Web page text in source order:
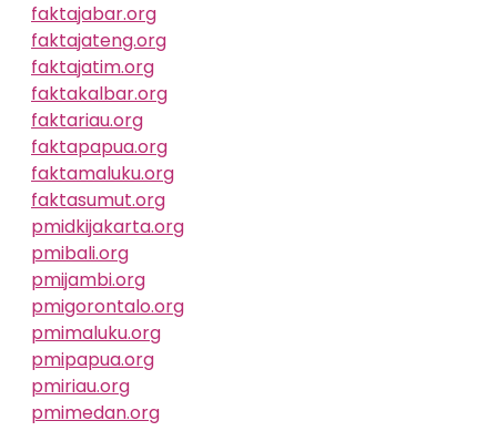
faktajabar.org
faktajateng.org
faktajatim.org
faktakalbar.org
faktariau.org
faktapapua.org
faktamaluku.org
faktasumut.org
pmidkijakarta.org
pmibali.org
pmijambi.org
pmigorontalo.org
pmimaluku.org
pmipapua.org
pmiriau.org
pmimedan.org